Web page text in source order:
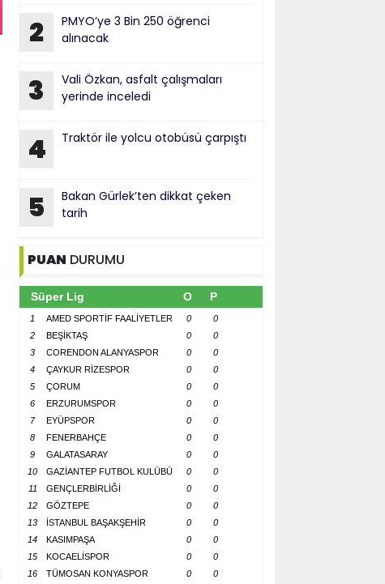
2
PMYO’ye 3 Bin 250 öğrenci
alınacak
3
Vali Özkan, asfalt çalışmaları
yerinde inceledi
4 Traktör ile yolcu otobüsü çarpıştı
5
Bakan Gürlek’ten dikkat çeken
tarih
PUAN DURUMU
Süper Lig O P
1 AMED SPORTİF FAALİYETLER 0
0
2
BEŞİKTAŞ 0
0
3
CORENDON ALANYASPOR 0
0
4
ÇAYKUR RİZESPOR 0
0
5
ÇORUM 0
0
6
ERZURUMSPOR 0
0
7
EYÜPSPOR 0
0
8
FENERBAHÇE 0
0
9
GALATASARAY 0
0
10
GAZİANTEP FUTBOL KULÜBÜ 0
0
11
GENÇLERBİRLİĞİ 0
0
12
GÖZTEPE 0
0
13
İSTANBUL BAŞAKŞEHİR 0
0
14
KASIMPAŞA 0
0
15
KOCAELİSPOR 0
0
16
TÜMOSAN KONYASPOR 0
0